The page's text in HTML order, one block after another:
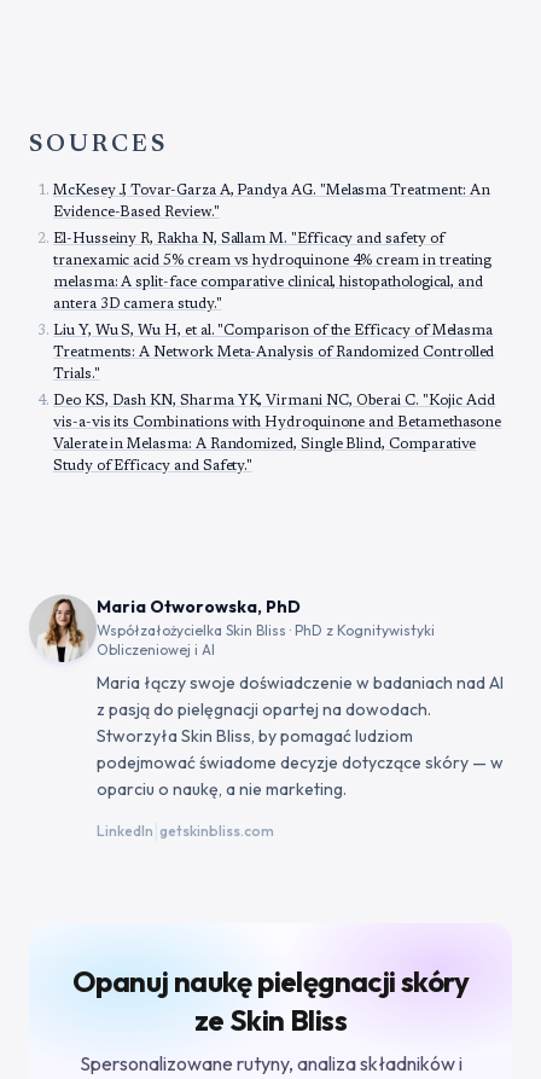
SOURCES
McKesey J, Tovar-Garza A, Pandya AG. "Melasma Treatment: An
Evidence-Based Review."
El-Husseiny R, Rakha N, Sallam M. "Efficacy and safety of
tranexamic acid 5% cream vs hydroquinone 4% cream in treating
melasma: A split-face comparative clinical, histopathological, and
antera 3D camera study."
Liu Y, Wu S, Wu H, et al. "Comparison of the Efficacy of Melasma
Treatments: A Network Meta-Analysis of Randomized Controlled
Trials."
Deo KS, Dash KN, Sharma YK, Virmani NC, Oberai C. "Kojic Acid
vis-a-vis its Combinations with Hydroquinone and Betamethasone
Valerate in Melasma: A Randomized, Single Blind, Comparative
Study of Efficacy and Safety."
Maria Otworowska, PhD
Współzałożycielka Skin Bliss · PhD z Kognitywistyki
Obliczeniowej i AI
Maria łączy swoje doświadczenie w badaniach nad AI
z pasją do pielęgnacji opartej na dowodach.
Stworzyła Skin Bliss, by pomagać ludziom
podejmować świadome decyzje dotyczące skóry — w
oparciu o naukę, a nie marketing.
LinkedIn getskinbliss.com
Opanuj naukę pielęgnacji skóry
ze Skin Bliss
Spersonalizowane rutyny, analiza składników i